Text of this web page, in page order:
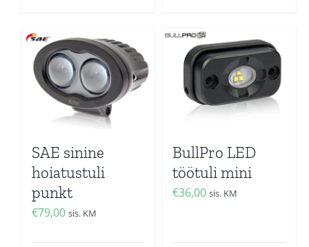
SAE sinine
hoiatustuli
punkt
€79,00 sis. KM
BullPro LED
töötuli mini
€36,00 sis. KM